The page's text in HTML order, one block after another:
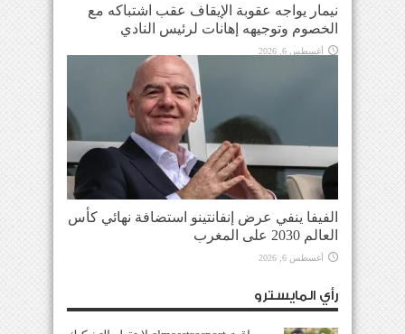
نيمار يواجه عقوبة الإيقاف عقب اشتباكه مع
الخصوم وتوجيهه إهانات لرئيس النادي
أغسطس 6, 2026
الفيفا ينفي عرض إنفانتينو استضافة نهائي كأس
العالم 2030 على المغرب
أغسطس 6, 2026
رأي المايسترو